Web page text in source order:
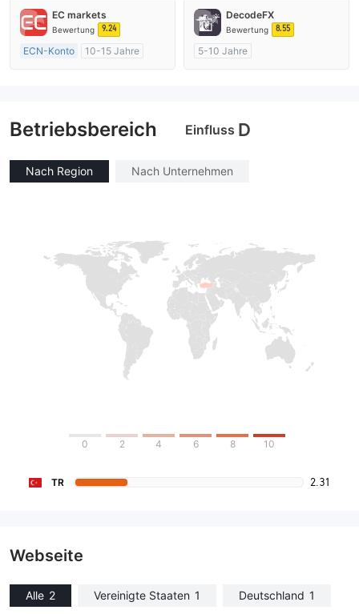
Market Making (MM)
MT4-Volllizenz
Market Making (MM)
MT4-Volllizenz
EC markets
Bewertung 9.24
ECN-Konto
10-15 Jahre
DecodeFX
Bewertung 8.55
5-10 Jahre
Betriebsbereich Einfluss D
Nach Region Nach Unternehmen
0 2 4 6 8 10
TR 2.31
Webseite
Alle 2 Vereinigte Staaten 1 Deutschland 1